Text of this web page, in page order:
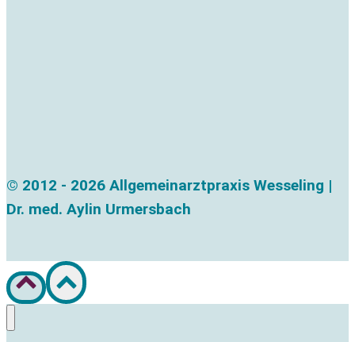
© 2012 - 2026 Allgemeinarztpraxis Wesseling |
Dr. med. Aylin Urmersbach